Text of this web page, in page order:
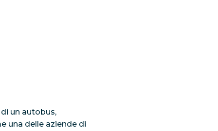
un autobus,
una delle aziende di